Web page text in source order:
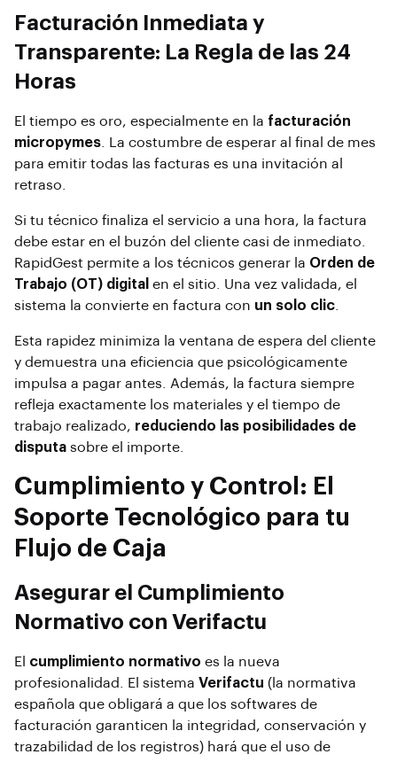
Facturación Inmediata y
Transparente: La Regla de las 24
Horas
El tiempo es oro, especialmente en la facturación
micropymes . La costumbre de esperar al final de mes
para emitir todas las facturas es una invitación al
retraso.
Si tu técnico finaliza el servicio a una hora, la factura
debe estar en el buzón del cliente casi de inmediato.
RapidGest permite a los técnicos generar la Orden de
Trabajo (OT) digital en el sitio. Una vez validada, el
sistema la convierte en factura con un solo clic
Esta rapidez minimiza la ventana de espera del cliente
y demuestra una eficiencia que psicológicamente
impulsa a pagar antes. Además, la factura siempre
refleja exactamente los materiales y el tiempo de
trabajo realizado, reduciendo las posibilidades de
disputa sobre el importe.
Cumplimiento y Control: El
Soporte Tecnológico para tu
Flujo de Caja
Asegurar el Cumplimiento
Normativo con Verifactu
El cumplimiento normativo es la nueva
profesionalidad. El sistema Verifactu (la normativa
española que obligará a que los softwares de
facturación garanticen la integridad, conservación y
trazabilidad de los registros) hará que el uso de